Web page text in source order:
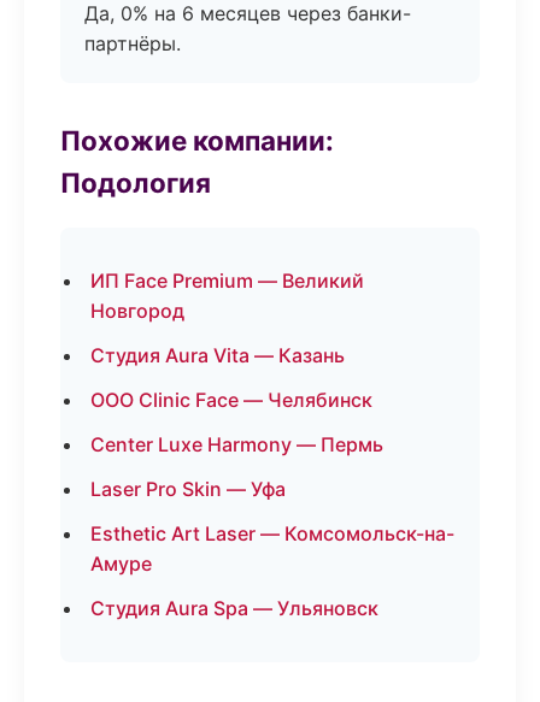
Да, 0% на 6 месяцев через банки-
партнёры.
Похожие компании:
Подология
ИП Face Premium — Великий
Новгород
Студия Aura Vita — Казань
ООО Clinic Face — Челябинск
Center Luxe Harmony — Пермь
Laser Pro Skin — Уфа
Esthetic Art Laser — Комсомольск-на-
Амуре
Студия Aura Spa — Ульяновск